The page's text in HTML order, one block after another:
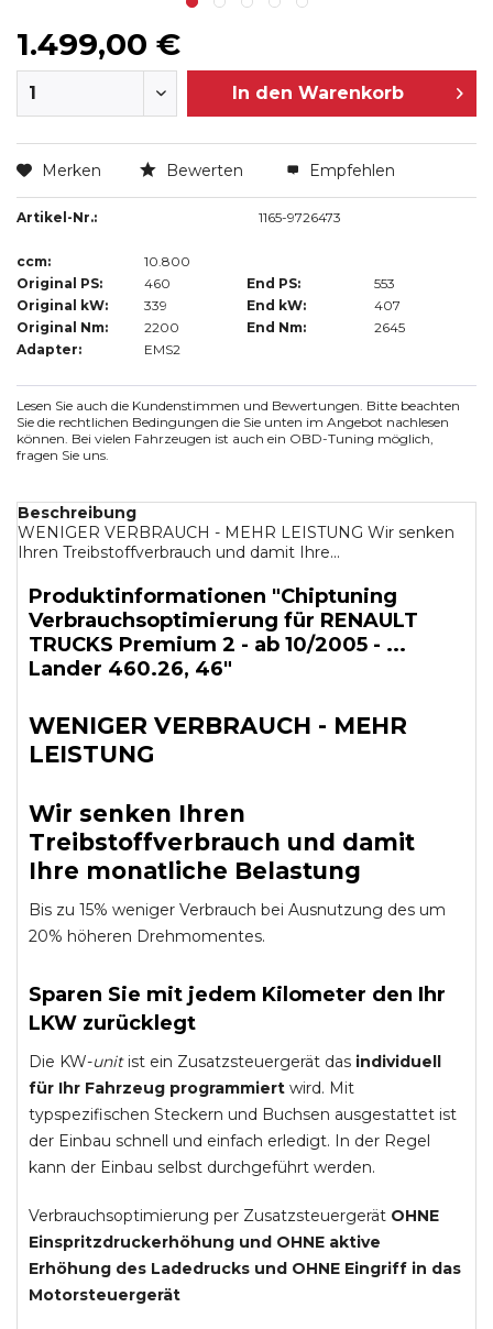
1.499,00 €
In den Warenkorb
Merken Bewerten Empfehlen
Artikel-Nr.: 1165-9726473
ccm:
10.800
Original PS:
460 End PS:
553
Original kW:
339 End kW:
407
Original Nm:
2200 End Nm:
2645
Adapter:
EMS2
Lesen Sie auch die Kundenstimmen und Bewertungen. Bitte beachten
Sie die rechtlichen Bedingungen die Sie unten im Angebot nachlesen
können. Bei vielen Fahrzeugen ist auch ein OBD-Tuning möglich,
fragen Sie uns.
Beschreibung
WENIGER VERBRAUCH - MEHR LEISTUNG Wir senken
Ihren Treibstoffverbrauch und damit Ihre...
Produktinformationen "Chiptuning
Verbrauchsoptimierung für RENAULT
TRUCKS Premium 2 - ab 10/2005 - ...
Lander 460.26, 46"
WENIGER VERBRAUCH - MEHR
LEISTUNG
Wir senken Ihren
Treibstoffverbrauch und damit
Ihre monatliche Belastung
Bis zu 15% weniger Verbrauch bei Ausnutzung des um
20% höheren Drehmomentes.
Sparen Sie mit jedem Kilometer den Ihr
LKW zurücklegt
Die KW-unitist ein Zusatzsteuergerät das individuell
für Ihr Fahrzeug programmiert wird. Mit
typspezifischen Steckern und Buchsen ausgestattet ist
der Einbau schnell und einfach erledigt. In der Regel
kann der Einbau selbst durchgeführt werden.
Verbrauchsoptimierung per Zusatzsteuergerät OHNE
Einspritzdruckerhöhung und OHNE aktive
Erhöhung des Ladedrucks und OHNE Eingriff in das
Motorsteuergerät